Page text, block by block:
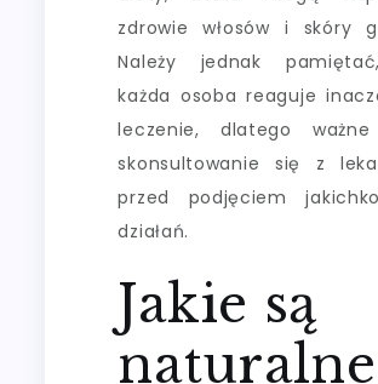
zdrowie włosów i skóry
Należy jednak
każda osoba reaguje
leczenie, dlatego
skonsultowanie się z
przed podjęciem
działań.
Jakie są
naturalne